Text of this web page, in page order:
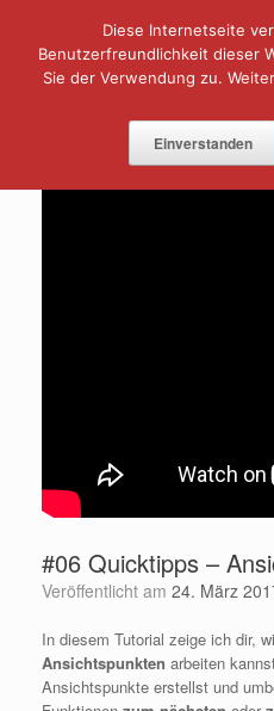
springen
#06 Quicktipps –
Veröffentlicht am 24. März
In diesem Tutorial zeige ich dir,
Ansichtspunkten arbeiten
Ansichtspunkte erstellst und
Diese Internetseite
Benutzerfreundlichkeit dieser
Sie der Verwendung zu.
Einverstanden